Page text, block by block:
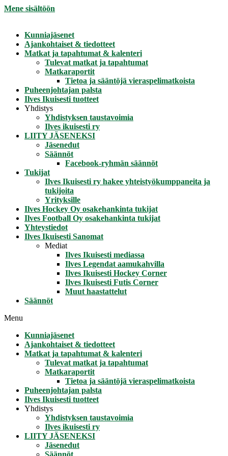
Mene sisältöön
Kunniajäsenet
Ajankohtaiset & tiedotteet
Matkat ja tapahtumat & kalenteri
Tulevat matkat ja tapahtumat
Matkaraportit
Tietoa ja sääntöjä vieraspelimatkoista
Puheenjohtajan palsta
Ilves Ikuisesti tuotteet
Yhdistys
Yhdistyksen taustavoimia
Ilves ikuisesti ry
LIITY JÄSENEKSI
Jäsenedut
Säännöt
Facebook-ryhmän säännöt
Tukijat
Ilves Ikuisesti ry hakee yhteistyökumppaneita ja
tukijoita
Yrityksille
Ilves Hockey Oy osakehankinta tukijat
Ilves Football Oy osakehankinta tukijat
Yhteystiedot
Ilves Ikuisesti Sanomat
Mediat
Ilves Ikuisesti mediassa
Ilves Legendat aamukahvilla
Ilves Ikuisesti Hockey Corner
Ilves Ikuisesti Futis Corner
Muut haastattelut
Säännöt
Menu
Kunniajäsenet
Ajankohtaiset & tiedotteet
Matkat ja tapahtumat & kalenteri
Tulevat matkat ja tapahtumat
Matkaraportit
Tietoa ja sääntöjä vieraspelimatkoista
Puheenjohtajan palsta
Ilves Ikuisesti tuotteet
Yhdistys
Yhdistyksen taustavoimia
Ilves ikuisesti ry
LIITY JÄSENEKSI
Jäsenedut
Säännöt